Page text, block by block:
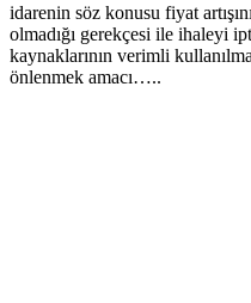
idarenin söz konusu fiyat
olmadığı gerekçesi ile ihaleyi
kaynaklarının verimli
önlenmek amacı…..